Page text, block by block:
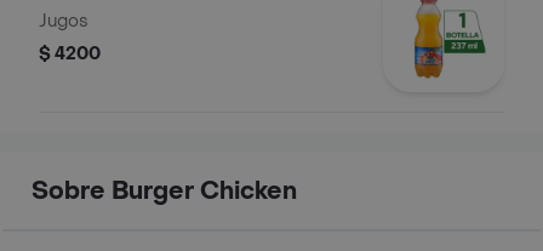
Jugos
$ 4200
Sobre Burger Chicken